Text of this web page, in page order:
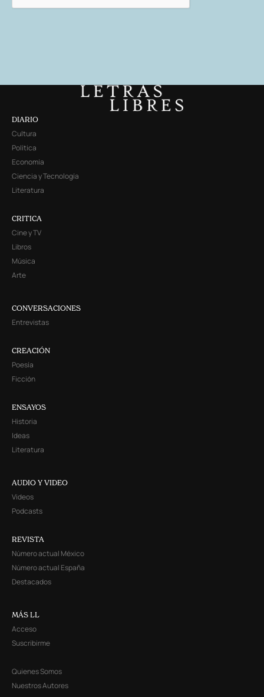
DIARIO
Cultura
Política
Economía
Ciencia y Tecnología
Literatura
CRITICA
Cine y TV
Libros
Música
Arte
CONVERSACIONES
Entrevistas
CREACIÓN
Poesía
Ficción
ENSAYOS
Historia
Ideas
Literatura
AUDIO Y VIDEO
Videos
Podcasts
REVISTA
Número actual México
Número actual España
Destacados
MÁS LL
Acceso
Suscribirme
Quienes Somos
Nuestros Autores